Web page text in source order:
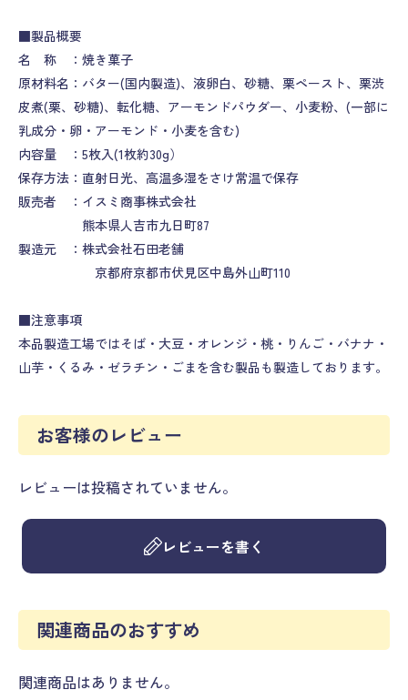
■製品概要
名 称 ：焼き菓子
原材料名：バター(国内製造)、液卵白、砂糖、栗ペースト、栗渋
皮煮(栗、砂糖)、転化糖、アーモンドパウダー、小麦粉、(一部に
乳成分・卵・アーモンド・小麦を含む)
内容量 ：5枚入(1枚約30g）
保存方法：直射日光、高温多湿をさけ常温で保存
販売者 ：イスミ商事株式会社
熊本県人吉市九日町87
製造元 ：株式会社石田老舗
京都府京都市伏見区中島外山町110
■注意事項
本品製造工場ではそば・大豆・オレンジ・桃・りんご・バナナ・
山芋・くるみ・ゼラチン・ごまを含む製品も製造しております。
お客様のレビュー
レビューは投稿されていません。
レビューを書く
関連商品のおすすめ
関連商品はありません。